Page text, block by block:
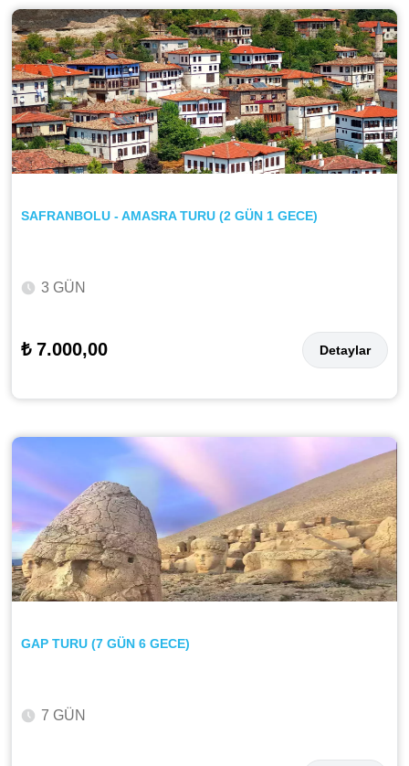
SAFRANBOLU - AMASRA TURU (2 GÜN 1 GECE)
3 GÜN
₺ 7.000,00 Detaylar
GAP TURU (7 GÜN 6 GECE)
7 GÜN